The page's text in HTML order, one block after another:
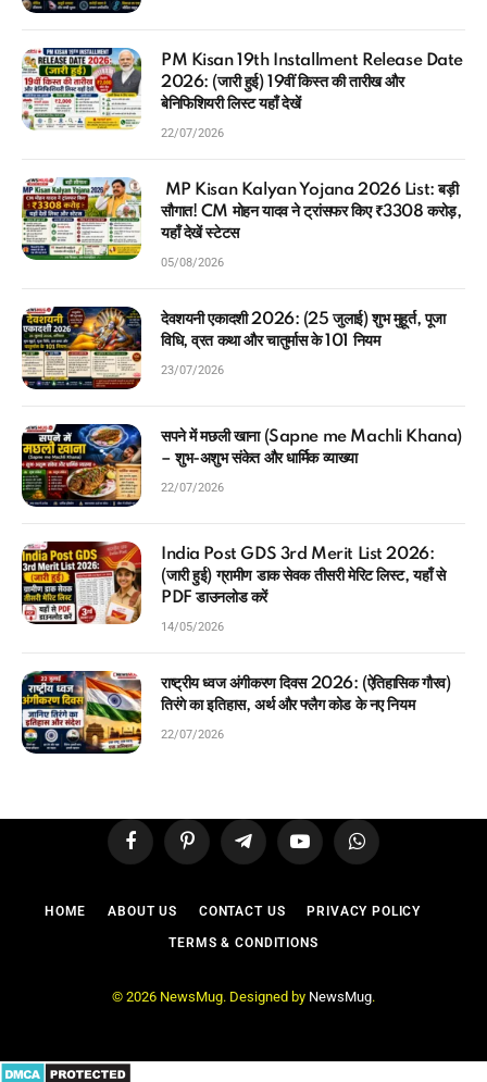
PM Kisan 19th Installment Release Date
2026: (जारी हुई) 19वीं किस्त की तारीख और
बेनिफिशियरी लिस्ट यहाँ देखें
22/07/2026
MP Kisan Kalyan Yojana 2026 List: बड़ी
सौगात! CM मोहन यादव ने ट्रांसफर किए ₹3308 करोड़,
यहाँ देखें स्टेटस
05/08/2026
देवशयनी एकादशी 2026: (25 जुलाई) शुभ मुहूर्त, पूजा
विधि, व्रत कथा और चातुर्मास के 101 नियम
23/07/2026
सपने में मछली खाना (Sapne me Machli Khana)
– शुभ-अशुभ संकेत और धार्मिक व्याख्या
22/07/2026
India Post GDS 3rd Merit List 2026:
(जारी हुई) ग्रामीण डाक सेवक तीसरी मेरिट लिस्ट, यहाँ से
PDF डाउनलोड करें
14/05/2026
राष्ट्रीय ध्वज अंगीकरण दिवस 2026: (ऐतिहासिक गौरव)
तिरंगे का इतिहास, अर्थ और फ्लैग कोड के नए नियम
22/07/2026
FacebookPinterest TelegramYouTubeWhatsApp
HOME ABOUT US CONTACT US PRIVACY POLICY
TERMS & CONDITIONS
© 2026 NewsMug. Designed by NewsMug.